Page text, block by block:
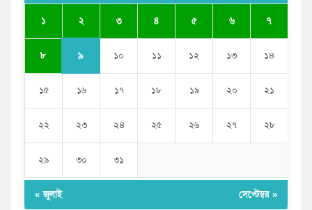
সজীব ওয়াজেদ জয়
১ ২ ৩ ৪ ৫ ৬ ৭
৮ ৯ ১০ ১১ ১২ ১৩ ১৪
১৫ ১৬ ১৭ ১৮ ১৯ ২০ ২১
২২ ২৩ ২৪ ২৫ ২৬ ২৭ ২৮
২৯ ৩০ ৩১
« জুলাই সেপ্টেম্বর »